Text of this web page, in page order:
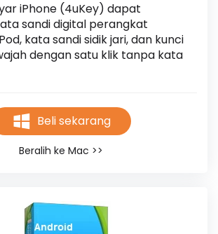
iPhone (4uKey) dapat
sandi digital perangkat
kata sandi sidik jari, dan kunci
dengan satu klik tanpa kata
Beli sekarang
Beralih ke Mac >>